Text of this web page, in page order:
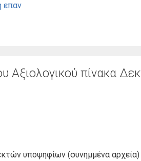
επαν
Αξιολογικού πίνακα
υποψηφίων (συνημμένα